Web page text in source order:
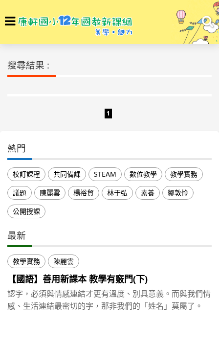
選
搜尋結果 :
1
熱門
校訂課程 共同備課 STEAM 數位教學
教學實務
議題
陳麗雲 楊裕貿 林于弘 素養
鄒敦怜
公開授課
最新
教學實務 陳麗雲
【國語】善用新課本 教學有竅門(下)
認字，必須與情感連結才更有溫度、別具意義。而與我們情
感、生活連結最密切的字，那非我們的「姓名」莫屬了。